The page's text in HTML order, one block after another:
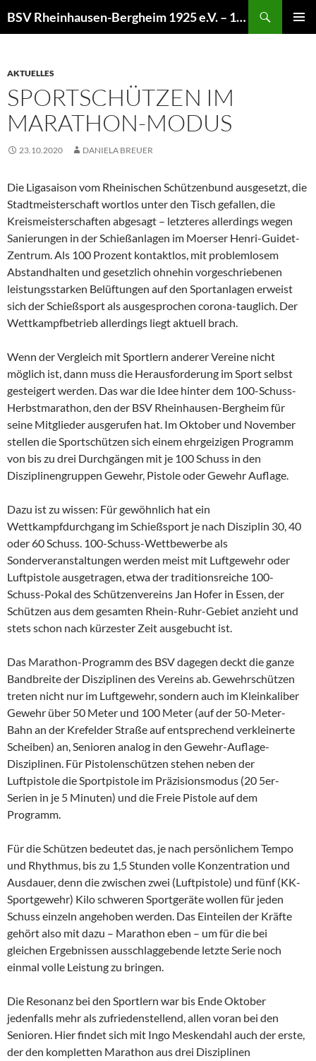
Inhalt
BSV Rheinhausen-Bergheim 1925 e.V. – 100% Sportschießen
AKTUELLES
SPORTSCHÜTZEN IM
MARATHON-MODUS
23.10.2020 DANIELA BREUER
Die Ligasaison vom Rheinischen Schützenbund ausgesetzt, die
Stadtmeisterschaft wortlos unter den Tisch gefallen, die
Kreismeisterschaften abgesagt – letzteres allerdings wegen
Sanierungen in der Schießanlagen im Moerser Henri-Guidet-
Zentrum. Als 100 Prozent kontaktlos, mit problemlosem
Abstandhalten und gesetzlich ohnehin vorgeschriebenen
leistungsstarken Belüftungen auf den Sportanlagen erweist
sich der Schießsport als ausgesprochen corona-tauglich. Der
Wettkampfbetrieb allerdings liegt aktuell brach.
Wenn der Vergleich mit Sportlern anderer Vereine nicht
möglich ist, dann muss die Herausforderung im Sport selbst
gesteigert werden. Das war die Idee hinter dem 100-Schuss-
Herbstmarathon, den der BSV Rheinhausen-Bergheim für
seine Mitglieder ausgerufen hat. Im Oktober und November
stellen die Sportschützen sich einem ehrgeizigen Programm
von bis zu drei Durchgängen mit je 100 Schuss in den
Disziplinengruppen Gewehr, Pistole oder Gewehr Auflage.
Dazu ist zu wissen: Für gewöhnlich hat ein
Wettkampfdurchgang im Schießsport je nach Disziplin 30, 40
oder 60 Schuss. 100-Schuss-Wettbewerbe als
Sonderveranstaltungen werden meist mit Luftgewehr oder
Luftpistole ausgetragen, etwa der traditionsreiche 100-
Schuss-Pokal des Schützenvereins Jan Hofer in Essen, der
Schützen aus dem gesamten Rhein-Ruhr-Gebiet anzieht und
stets schon nach kürzester Zeit ausgebucht ist.
Das Marathon-Programm des BSV dagegen deckt die ganze
Bandbreite der Disziplinen des Vereins ab. Gewehrschützen
treten nicht nur im Luftgewehr, sondern auch im Kleinkaliber
Gewehr über 50 Meter und 100 Meter (auf der 50-Meter-
Bahn an der Krefelder Straße auf entsprechend verkleinerte
Scheiben) an, Senioren analog in den Gewehr-Auflage-
Disziplinen. Für Pistolenschützen stehen neben der
Luftpistole die Sportpistole im Präzisionsmodus (20 5er-
Serien in je 5 Minuten) und die Freie Pistole auf dem
Programm.
Für die Schützen bedeutet das, je nach persönlichem Tempo
und Rhythmus, bis zu 1,5 Stunden volle Konzentration und
Ausdauer, denn die zwischen zwei (Luftpistole) und fünf (KK-
Sportgewehr) Kilo schweren Sportgeräte wollen für jeden
Schuss einzeln angehoben werden. Das Einteilen der Kräfte
gehört also mit dazu – Marathon eben – um für die bei
gleichen Ergebnissen ausschlaggebende letzte Serie noch
einmal volle Leistung zu bringen.
Die Resonanz bei den Sportlern war bis Ende Oktober
jedenfalls mehr als zufriedenstellend, allen voran bei den
Senioren. Hier findet sich mit Ingo Meskendahl auch der erste,
der den kompletten Marathon aus drei Disziplinen